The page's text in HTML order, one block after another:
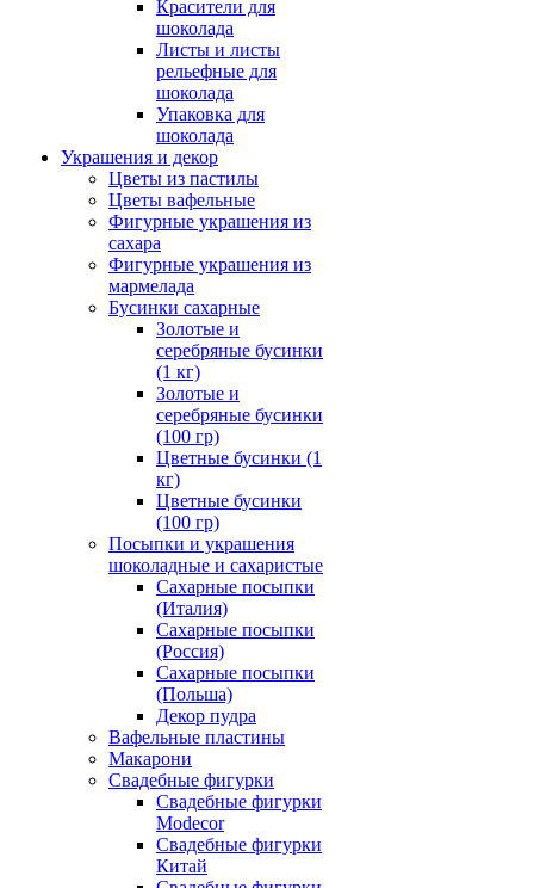
Красители для
шоколада
Листы и листы
рельефные для
шоколада
Упаковка для
шоколада
Украшения и декор
Цветы из пастилы
Цветы вафельные
Фигурные украшения из
сахара
Фигурные украшения из
мармелада
Бусинки сахарные
Золотые и
серебряные бусинки
(1 кг)
Золотые и
серебряные бусинки
(100 гр)
Цветные бусинки (1
кг)
Цветные бусинки
(100 гр)
Посыпки и украшения
шоколадные и сахаристые
Сахарные посыпки
(Италия)
Сахарные посыпки
(Россия)
Сахарные посыпки
(Польша)
Декор пудра
Вафельные пластины
Макарони
Свадебные фигурки
Свадебные фигурки
Modecor
Свадебные фигурки
Китай